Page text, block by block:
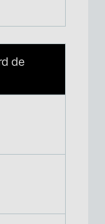
de